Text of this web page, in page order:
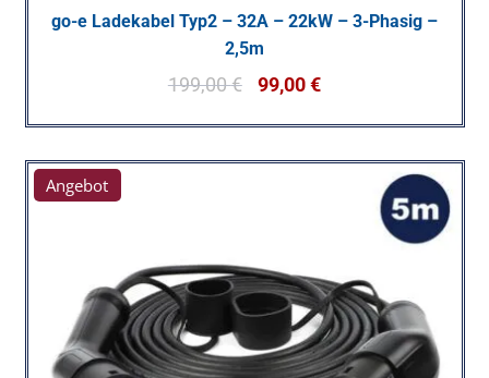
go-e Ladekabel Typ2 – 32A – 22kW – 3-Phasig –
2,5m
199,00€ 99,00€
Angebot